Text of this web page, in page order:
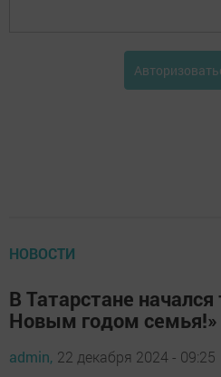
НОВОСТИ
В Татарстане
Новым годом семья!»
admin, 22 декабря 2024 - 09:25